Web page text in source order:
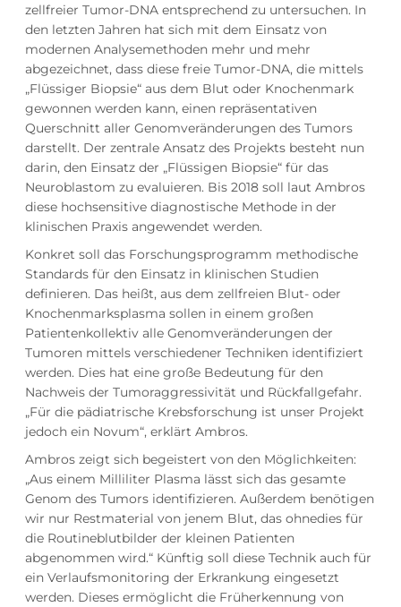
zellfreier Tumor-DNA entsprechend zu untersuchen. In
den letzten Jahren hat sich mit dem Einsatz von
modernen Analysemethoden mehr und mehr
abgezeichnet, dass diese freie Tumor-DNA, die mittels
„Flüssiger Biopsie“ aus dem Blut oder Knochenmark
gewonnen werden kann, einen repräsentativen
Querschnitt aller Genomveränderungen des Tumors
darstellt. Der zentrale Ansatz des Projekts besteht nun
darin, den Einsatz der „Flüssigen Biopsie“ für das
Neuroblastom zu evaluieren. Bis 2018 soll laut Ambros
diese hochsensitive diagnostische Methode in der
klinischen Praxis angewendet werden.
Konkret soll das Forschungsprogramm methodische
Standards für den Einsatz in klinischen Studien
definieren. Das heißt, aus dem zellfreien Blut- oder
Knochenmarksplasma sollen in einem großen
Patientenkollektiv alle Genomveränderungen der
Tumoren mittels verschiedener Techniken identifiziert
werden. Dies hat eine große Bedeutung für den
Nachweis der Tumoraggressivität und Rückfallgefahr.
„Für die pädiatrische Krebsforschung ist unser Projekt
jedoch ein Novum“, erklärt Ambros.
Ambros zeigt sich begeistert von den Möglichkeiten:
„Aus einem Milliliter Plasma lässt sich das gesamte
Genom des Tumors identifizieren. Außerdem benötigen
wir nur Restmaterial von jenem Blut, das ohnedies für
die Routineblutbilder der kleinen Patienten
abgenommen wird.“ Künftig soll diese Technik auch für
ein Verlaufsmonitoring der Erkrankung eingesetzt
werden. Dieses ermöglicht die Früherkennung von